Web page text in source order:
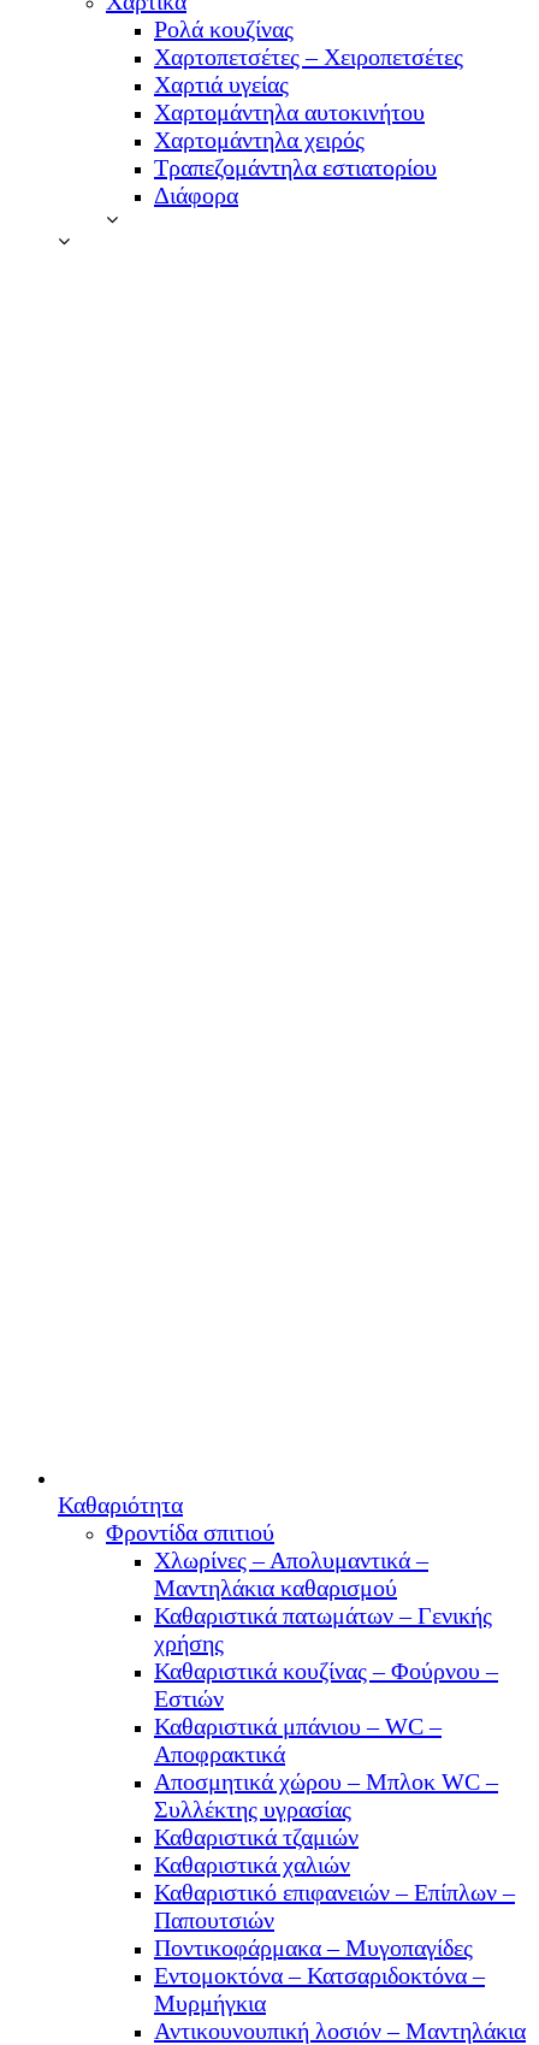
Ρολά κουζίνας
Χαρτοπετσέτες – Χειροπετσέτες
Χαρτιά υγείας
Χαρτομάντηλα αυτοκινήτου
Χαρτομάντηλα χειρός
Τραπεζομάντηλα εστιατορίου
Διάφορα
Καθαριότητα
Φροντίδα σπιτιού
Χλωρίνες – Απολυμαντικά –
Μαντηλάκια καθαρισμού
Καθαριστικά πατωμάτων – Γενικής
χρήσης
Καθαριστικά κουζίνας – Φούρνου –
Εστιών
Καθαριστικά μπάνιου – WC –
Αποφρακτικά
Αποσμητικά χώρου – Μπλοκ WC –
Συλλέκτης υγρασίας
Καθαριστικά τζαμιών
Καθαριστικά χαλιών
Καθαριστικό επιφανειών – Επίπλων –
Παπουτσιών
Ποντικοφάρμακα – Μυγοπαγίδες
Εντομοκτόνα – Κατσαριδοκτόνα –
Μυρμήγκια
Αντικουνουπική λοσιόν – Μαντηλάκια